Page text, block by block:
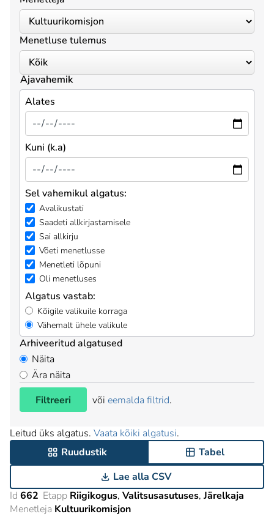
Menetluse tulemus
Ajavahemik
Alates
Kuni (k.a)
Sel vahemikul algatus:
Avalikustati
Saadeti allkirjastamisele
Sai allkirju
Võeti menetlusse
Menetleti lõpuni
Oli menetluses
Algatus vastab:
Kõigile valikuile korraga
Vähemalt ühele valikule
Arhiveeritud algatused
Näita
Ära näita
Filtreeri
või eemalda filtrid.
Leitud üks algatus. Vaata kõiki algatusi.
Ruudustik
Tabel
Lae alla CSV
Id 662 Etapp Riigikogus Valitsusasutuses Järelkaja
Menetleja Kultuurikomisjon